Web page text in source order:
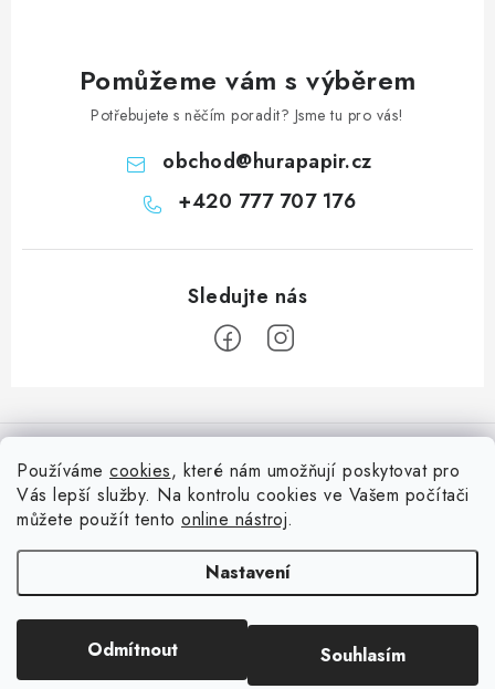
Používáme cookies, které nám umožňují poskytovat pro
Vás lepší služby. Na kontrolu cookies ve Vašem počítači
můžete použít tento online nástroj.
Nastavení
Odmítnout Souhlasím
Pomůžeme vám s výběrem
Potřebujete s něčím poradit? Jsme tu pro vás!
obchod@hurapapir.cz
+420 777 707 176
á
Doprava
Oblíbené ♥️
Hodnocení obchodu
Nepřehlédněte
Blog s nápady a návody
Slovník pojmů, české návody
Reklamace a vrácení zboží
Vytvořil Shoptet
. Všechna práva vyhrazena.Upravit nastavení